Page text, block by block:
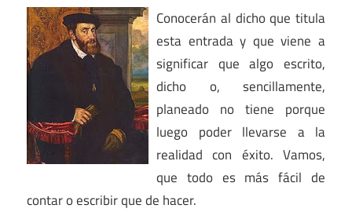
Conocerán al dicho que titula
esta entrada y que viene a
significar que algo escrito,
dicho o, sencillamente,
planeado no tiene porque
luego poder llevarse a la
realidad con éxito. Vamos,
que todo es más fácil de
contar o escribir que de hacer.